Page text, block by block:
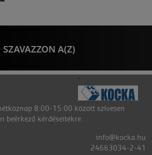
8:00-15:00 között szívesen
beérkező kérdéseitekre.
info@kocka.hu
24663034-2-41